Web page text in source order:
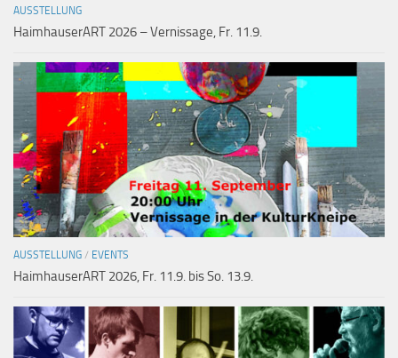
AUSSTELLUNG
HaimhauserART 2026 – Vernissage, Fr. 11.9.
AUSSTELLUNG / EVENTS
HaimhauserART 2026, Fr. 11.9. bis So. 13.9.